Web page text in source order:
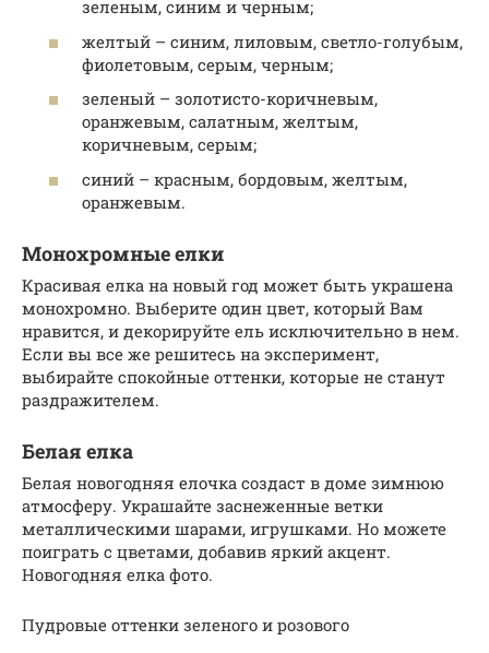
зеленым, синим и черным;
желтый – синим, лиловым, светло-голубым,
фиолетовым, серым, черным;
зеленый – золотисто-коричневым,
оранжевым, салатным, желтым,
коричневым, серым;
синий – красным, бордовым, желтым,
оранжевым.
Монохромные елки
Красивая елка на новый год может быть украшена
монохромно. Выберите один цвет, который Вам
нравится, и декорируйте ель исключительно в нем.
Если вы все же решитесь на эксперимент,
выбирайте спокойные оттенки, которые не станут
раздражителем.
Бeлaя eлкa
Белая новогодняя елочка создаст в доме зимнюю
атмосферу. Украшайте заснеженные ветки
металлическими шарами, игрушками. Но можете
поиграть с цветами, добавив яркий акцент.
Новогодняя елка фото.
Пудровые оттенки зеленого и розового